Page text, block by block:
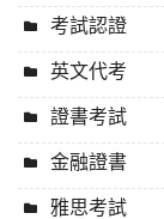
考試認證
英文代考
證書考試
金融證書
雅思考試